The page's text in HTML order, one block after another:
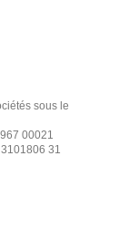
sous le
00021
31